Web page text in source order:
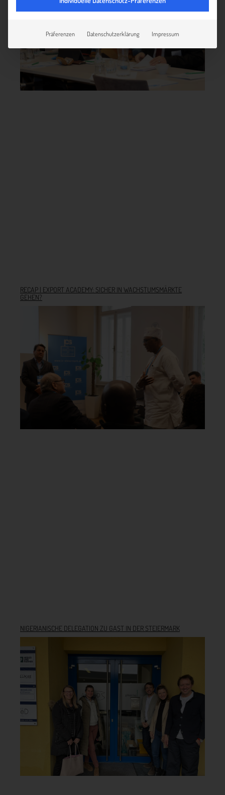
RECAP | EXPORT ACADEMY: SICHER IN WACHSTUMSMÄRKTE
GEHEN?
NIGERIANISCHE DELEGATION ZU GAST IN DER STEIERMARK
Präferenzen Datenschutzerklärung Impressum